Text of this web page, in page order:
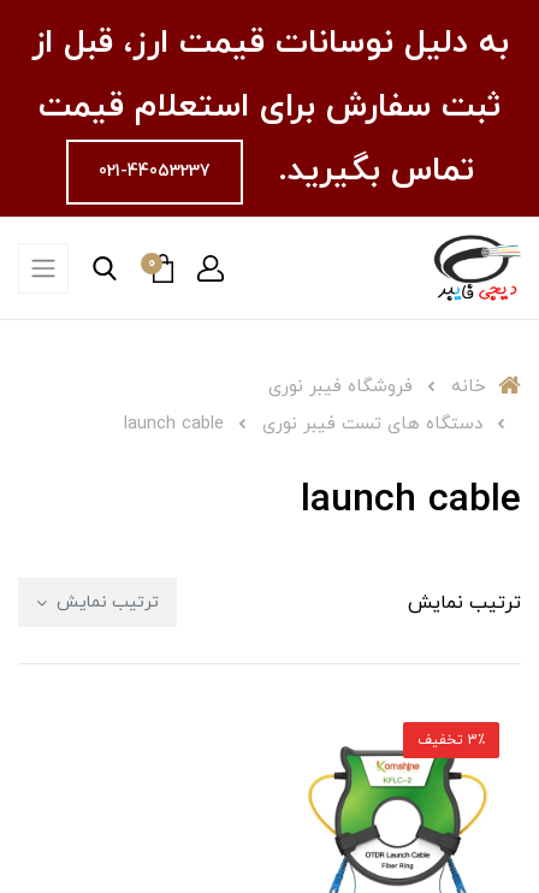
به دلیل نوسانات قیمت ارز، قبل از
ثبت سفارش برای استعلام قیمت
تماس بگیرید.
021-44053237
0
خانه
فروشگاه فیبر نوری
دستگاه های تست فیبر نوری
launch cable
launch cable
ترتیب نمایش ترتیب نمایش
3٪ تخفیف